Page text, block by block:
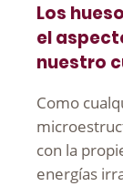
Los
el
nuestro
Como
con la
energías